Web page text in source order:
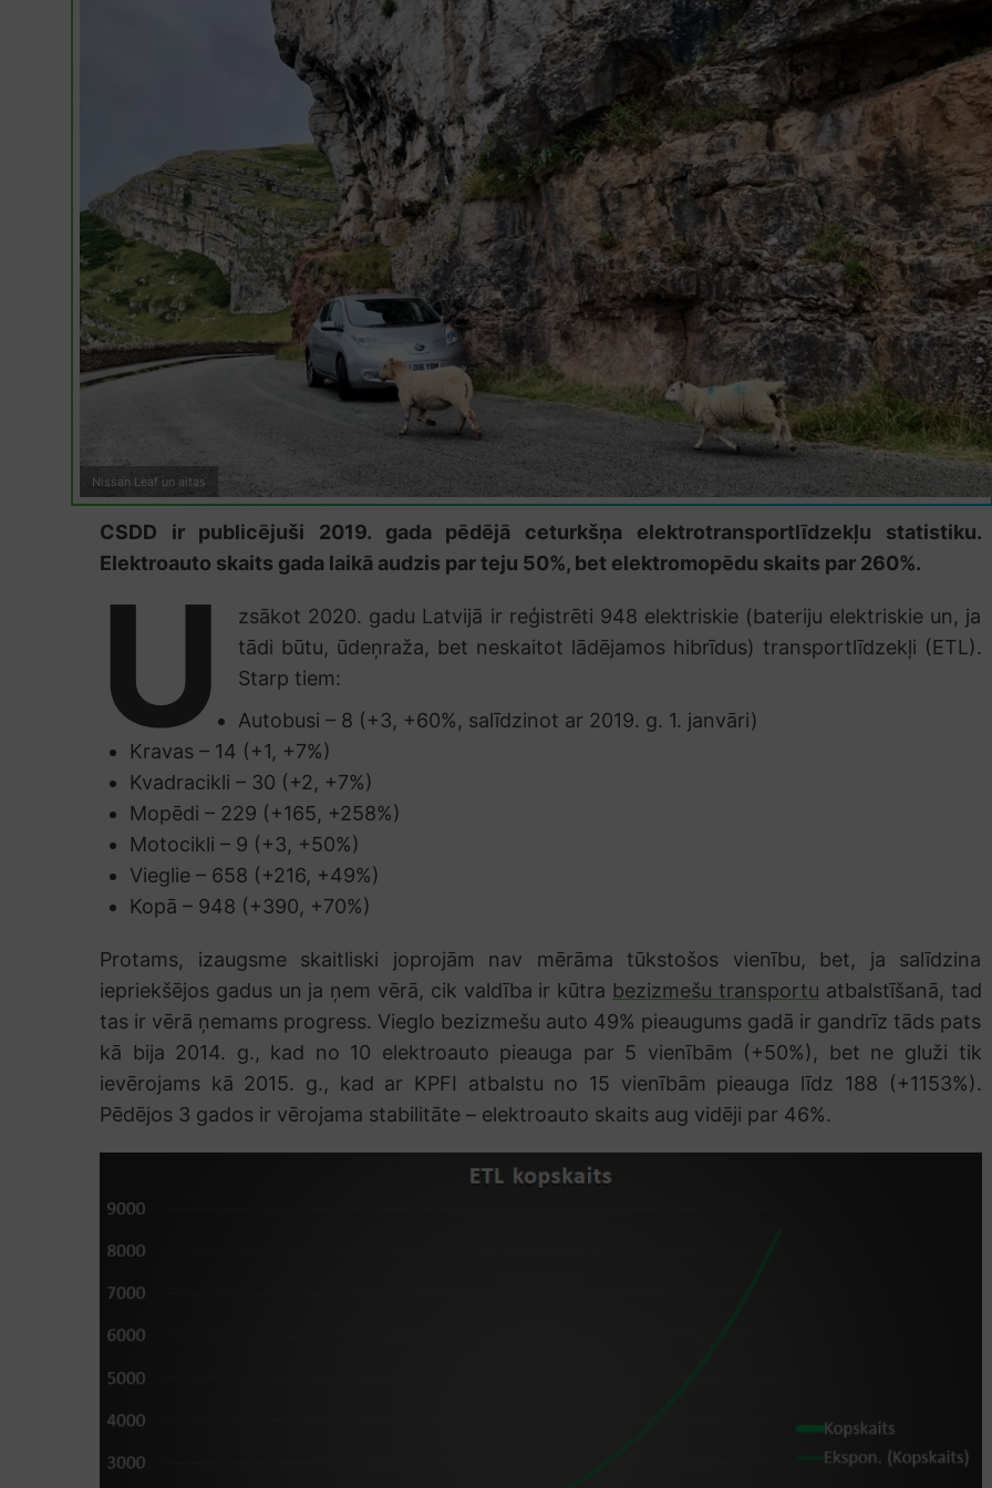
Nissan Leaf un aitas
CSDD ir publicējuši 2019. gada pēdējā ceturkšņa elektrotransportlīdzekļu statistiku.
Elektroauto skaits gada laikā audzis par teju 50%, bet elektromopēdu skaits par 260%.
U
zsākot 2020. gadu Latvijā ir reģistrēti 948 elektriskie (bateriju elektriskie un, ja
tādi būtu, ūdeņraža, bet neskaitot lādējamos hibrīdus) transportlīdzekļi (ETL).
Starp tiem:
Autobusi – 8 (+3, +60%, salīdzinot ar 2019. g. 1. janvāri)
Kravas – 14 (+1, +7%)
Kvadracikli – 30 (+2, +7%)
Mopēdi – 229 (+165, +258%)
Motocikli – 9 (+3, +50%)
Vieglie – 658 (+216, +49%)
Kopā – 948 (+390, +70%)
Protams, izaugsme skaitliski joprojām nav mērāma tūkstošos vienību, bet, ja salīdzina
iepriekšējos gadus un ja ņem vērā, cik valdība ir kūtra bezizmešu transportu atbalstīšanā, tad
tas ir vērā ņemams progress. Vieglo bezizmešu auto 49% pieaugums gadā ir gandrīz tāds pats
kā bija 2014. g., kad no 10 elektroauto pieauga par 5 vienībām (+50%), bet ne gluži tik
ievērojams kā 2015. g., kad ar KPFI atbalstu no 15 vienībām pieauga līdz 188 (+1153%).
Pēdējos 3 gados ir vērojama stabilitāte – elektroauto skaits aug vidēji par 46%.